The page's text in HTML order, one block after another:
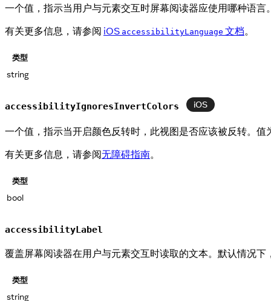
一个值，指示当用户与元素交互时屏幕阅读器应使用哪种语言
有关更多信息，请参阅 iOS accessibilityLanguage 文档。
类型
string
accessibilityIgnoresInvertColors iOS
一个值，指示当开启颜色反转时，此视图是否应该被反转。值
有关更多信息，请参阅无障碍指南。
类型
bool
accessibilityLabel
覆盖屏幕阅读器在用户与元素交互时读取的文本。默认情况
类型
string